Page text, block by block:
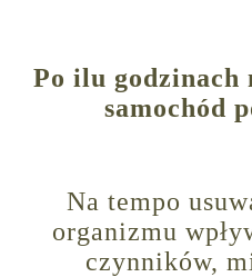
Po ilu godzinach
samochód
Na tempo
organizmu
czynników,